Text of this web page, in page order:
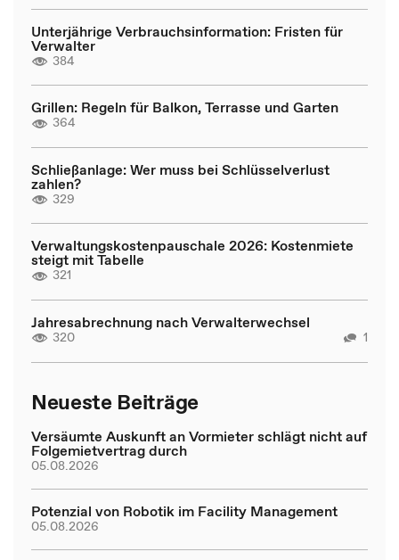
Unterjährige Verbrauchsinformation: Fristen für
Verwalter
384
Grillen: Regeln für Balkon, Terrasse und Garten
364
Schließanlage: Wer muss bei Schlüsselverlust
zahlen?
329
Verwaltungskostenpauschale 2026: Kostenmiete
steigt mit Tabelle
321
Jahresabrechnung nach Verwalterwechsel
320 1
Neueste Beiträge
Versäumte Auskunft an Vormieter schlägt nicht auf
Folgemietvertrag durch
05.08.2026
Potenzial von Robotik im Facility Management
05.08.2026